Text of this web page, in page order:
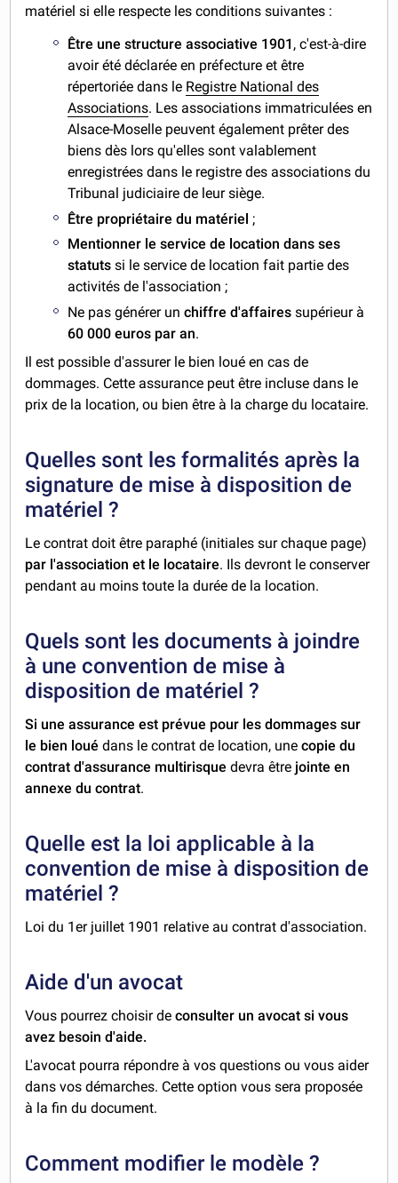
matériel si elle respecte les conditions suivantes :
Être une structure associative 1901 , c'est-à-dire
avoir été déclarée en préfecture et être
répertoriée dans le Registre National des
Associations. Les associations immatriculées en
Alsace-Moselle peuvent également prêter des
biens dès lors qu'elles sont valablement
enregistrées dans le registre des associations du
Tribunal judiciaire de leur siège.
Être propriétaire du matériel ;
Mentionner le service de location dans ses
statutssi le service de location fait partie des
activités de l'association ;
Ne pas générer un chiffre d'affaires supérieur à
60 000 euros par an.
Il est possible d'assurer le bien loué en cas de
dommages. Cette assurance peut être incluse dans le
prix de la location, ou bien être à la charge du locataire.
Quelles sont les formalités après la
signature de mise à disposition de
matériel ?
Le contrat doit être paraphé (initiales sur chaque page)
par l'association et le locataire. Ils devront le conserver
pendant au moins toute la durée de la location.
Quels sont les documents à joindre
à une convention de mise à
disposition de matériel ?
Si une assurance est prévue pour les dommages sur
le bien loué dans le contrat de location, unecopie du
contrat d'assurance multirisquedevra être jointe en
annexe du contrat.
Quelle est la loi applicable à la
convention de mise à disposition de
matériel ?
Loi du 1er juillet 1901 relative au contrat d'association.
Aide d'un avocat
Vous pourrez choisir deconsulter un avocat si vous
avez besoin d'aide.
L'avocat pourra répondre à vos questions ou vous aider
dans vos démarches. Cette option vous sera proposée
à la fin du document.
Comment modifier le modèle ?